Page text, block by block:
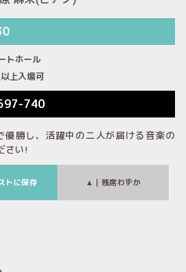
トホール
上入場可
740
勝し、活躍中の二人が届ける音楽の
さい!
トに保存 ▲ ｜残席わずか